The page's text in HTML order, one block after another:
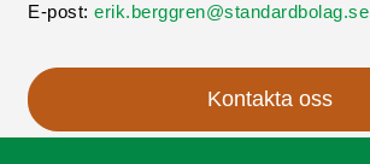
E-post:erik.berggren@standardbolag.se
Kontakta oss